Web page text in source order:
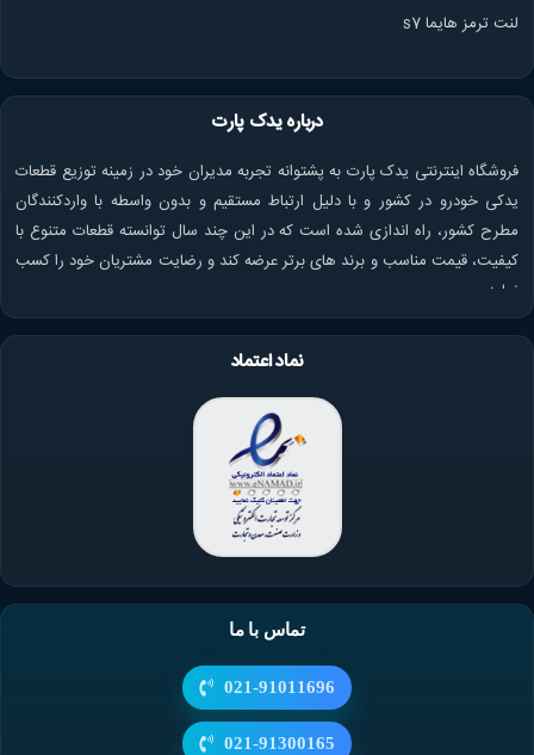
لنت ترمز هایما s7
درباره یدک پارت
فروشگاه اینترنتی یدک پارت به پشتوانه تجربه مدیران خود در زمینه توزیع قطعات
یدکی خودرو در کشور و با دلیل ارتباط مستقیم و بدون واسطه با واردکنندگان
مطرح کشور، راه اندازی شده است که در این چند سال توانسته قطعات متنوع با
کیفیت، قیمت مناسب و برند های برتر عرضه کند و رضایت مشتریان خود را کسب
نماید.
نماد اعتماد
تماس با ما
021-91011696
021-91300165